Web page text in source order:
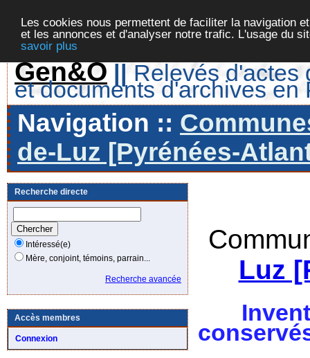
Les cookies nous permettent de faciliter la navigation
et les annonces et d'analyser notre trafic. L'usage du
savoir plus
Gen&O || Relevés d'actes
et documents d'archives en
Navigation ::
de-Luz [Pyrénées-
Recherche directe
Intéressé(e)
Mère, conjoint, témoins, parrain...
Recherche avancée
Accès membres
Connexion
Luz